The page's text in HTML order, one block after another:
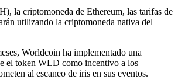
la criptomoneda de Ethereum, las tarifas de
utilizando la criptomoneda nativa del
Worldcoin ha implementado una
el token WLD como incentivo a los
al escaneo de iris en sus eventos.